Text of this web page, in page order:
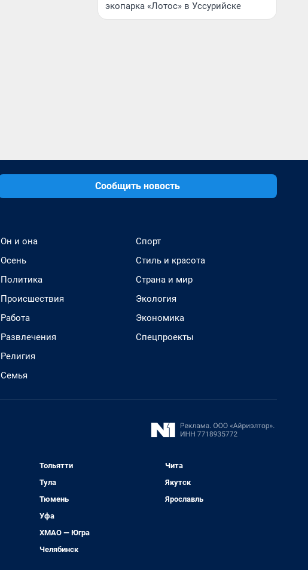
экопарка «Лотос» в Уссурийске
Сообщить новость
Он и она
Осень
Политика
Происшествия
Работа
Развлечения
Религия
Семья
Спорт
Стиль и красота
Страна и мир
Экология
Экономика
Спецпроекты
Тольятти
Тула
Тюмень
Уфа
ХМАО — Югра
Челябинск
Чита
Якутск
Ярославль